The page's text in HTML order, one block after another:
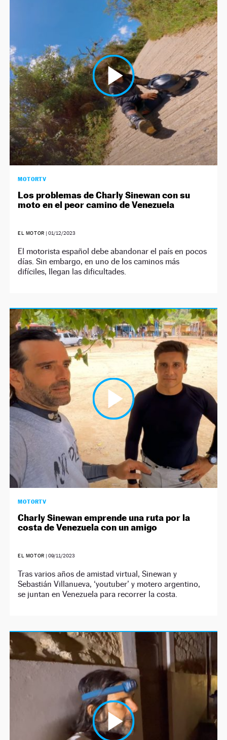
MOTORTV
Los problemas de Charly Sinewan con su
moto en el peor camino de Venezuela
EL MOTOR | 01/12/2023
El motorista español debe abandonar el país en pocos
días. Sin embargo, en uno de los caminos más
difíciles, llegan las dificultades.
MOTORTV
Charly Sinewan emprende una ruta por la
costa de Venezuela con un amigo
EL MOTOR | 09/11/2023
Tras varios años de amistad virtual, Sinewan y
Sebastián Villanueva, ‘youtuber’ y motero argentino,
se juntan en Venezuela para recorrer la costa.